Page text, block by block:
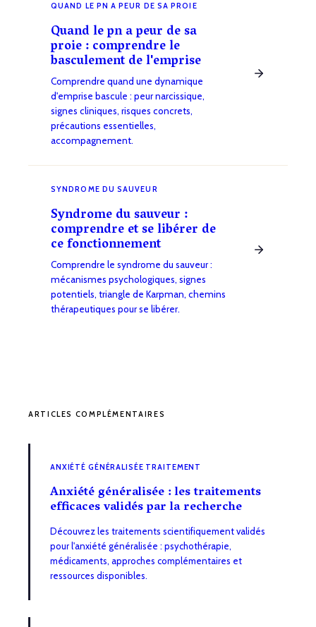
QUAND LE PN A PEUR DE SA PROIE
Quand le pn a peur de sa
proie : comprendre le
basculement de l'emprise
Comprendre quand une dynamique
d'emprise bascule : peur narcissique,
signes cliniques, risques concrets,
précautions essentielles,
accompagnement.
SYNDROME DU SAUVEUR
Syndrome du sauveur :
comprendre et se libérer de
ce fonctionnement
Comprendre le syndrome du sauveur :
mécanismes psychologiques, signes
potentiels, triangle de Karpman, chemins
thérapeutiques pour se libérer.
ARTICLES COMPLÉMENTAIRES
ANXIÉTÉ GÉNÉRALISÉE TRAITEMENT
Anxiété généralisée : les traitements
efficaces validés par la recherche
Découvrez les traitements scientifiquement validés
pour l'anxiété généralisée : psychothérapie,
médicaments, approches complémentaires et
ressources disponibles.